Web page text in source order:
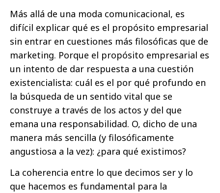
Más allá de una moda comunicacional, es
difícil explicar qué es el propósito empresarial
sin entrar en cuestiones más filosóficas que de
marketing. Porque el propósito empresarial es
un intento de dar respuesta a una cuestión
existencialista: cuál es el por qué profundo en
la búsqueda de un sentido vital que se
construye a través de los actos y del que
emana una responsabilidad. O, dicho de una
manera más sencilla (y filosóficamente
angustiosa a la vez): ¿para qué existimos?
La coherencia entre lo que decimos ser y lo
que hacemos es fundamental para la